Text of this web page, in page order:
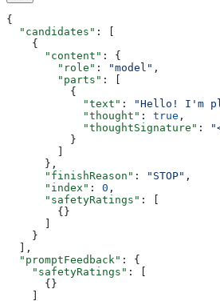
{
  "candidates"
: [
    {
      "content"
: {
        "role"
: "model" ,
        "parts"
: [
          {
            "text"
:
"Hello! I'm
            "thought"
: true ,
            "thoughtSignature"
:
          }
      },
      "finishReason"
: "STOP" ,
      "index"
: 0 ,
      "safetyRatings"
: [
        {}
    }
  ],
  "promptFeedback"
: {
    "safetyRatings"
: [
      {}